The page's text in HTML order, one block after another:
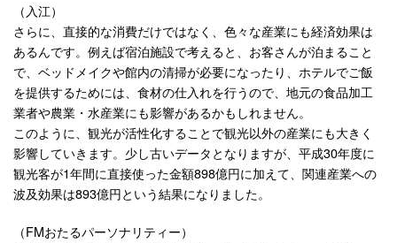
（入江）
さらに、直接的な消費だけではなく、色々な産業にも経済効果は
あるんです。例えば宿泊施設で考えると、お客さんが泊まること
で、ベッドメイクや館内の清掃が必要になったり、ホテルでご飯
を提供するためには、食材の仕入れを行うので、地元の食品加工
業者や農業・水産業にも影響があるかもしれません。
このように、観光が活性化することで観光以外の産業にも大きく
影響していきます。少し古いデータとなりますが、平成30年度に
観光客が1年間に直接使った金額898億円に加えて、関連産業への
波及効果は893億円という結果になりました。
（FMおたるパーソナリティー）